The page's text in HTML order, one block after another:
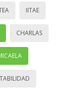
IITAE
CHARLAS